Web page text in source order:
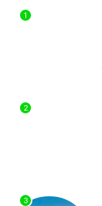
1
2
3